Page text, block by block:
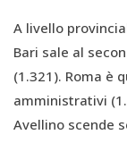
A livello
Bari sale al
(1.321). Roma è
amministrativi
Avellino scende